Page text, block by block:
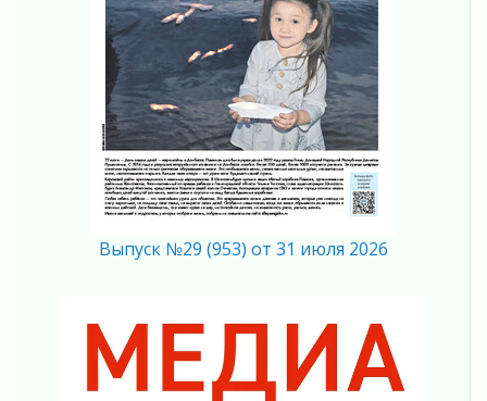
02 августа 2026
Ленобласть отметила заслуги жителей перед
регионом и страной
02 августа 2026
Ладога — не пруд
02 августа 2026
ПСК через Гослуслуги напомнит жителям
Ленинградской области о неоплаченных
02 августа 2026
Жителям Ленобласти напомнили, как
действовать при укусе клеща
02 августа 2026
Выпуск №29 (953) от 31 июля 2026